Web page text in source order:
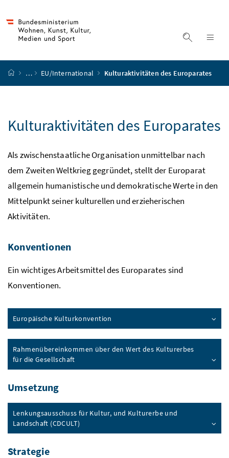
Suche
Startseite
… EU/International Kulturaktivitäten des Europarates
Kulturaktivitäten des Europarates
Als zwischenstaatliche Organisation unmittelbar nach
dem Zweiten Weltkrieg gegründet, stellt der Europarat
allgemein humanistische und demokratische Werte in den
Mittelpunkt seiner kulturellen und erzieherischen
Aktivitäten.
Konventionen
Ein wichtiges Arbeitsmittel des Europarates sind
Konventionen.
Europäische Kulturkonvention
Rahmenübereinkommen über den Wert des Kulturerbes
für die Gesellschaft
Umsetzung
Lenkungsausschuss für Kultur, und Kulturerbe und
Landschaft (CDCULT)
Strategie